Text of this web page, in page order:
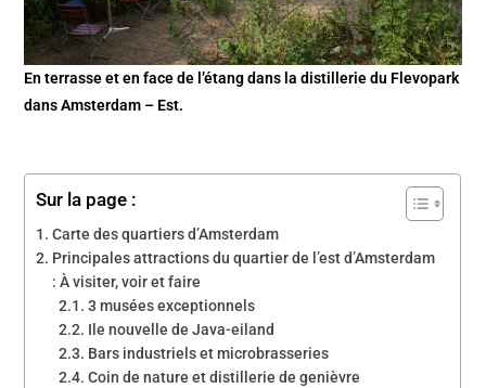
En terrasse et en face de l’étang dans la distillerie du Flevopark
dans Amsterdam – Est.
Sur la page :
Carte des quartiers d’Amsterdam
Principales attractions du quartier de l’est d’Amsterdam
: À visiter, voir et faire
3 musées exceptionnels
Ile nouvelle de Java-eiland
Bars industriels et microbrasseries
Coin de nature et distillerie de genièvre